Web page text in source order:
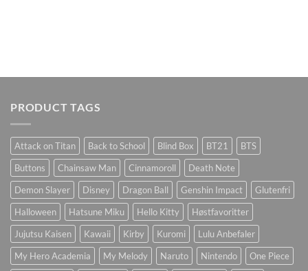
PRODUCT TAGS
Attack on Titan Back to School Blind Box BT21
BTS
Buttons
Chainsaw Man Cinnamoroll
Death Note
Demon Slayer
Disney Dragon Ball Genshin Impact
Glutenfri
Halloween
Hatsune Miku Hello Kitty
Høstfavoritter
Jujutsu Kaisen
Kawaii Kirby Kuromi
Lulu Anbefaler
My Hero Academia
My Melody Naruto Nintendo
One Piece